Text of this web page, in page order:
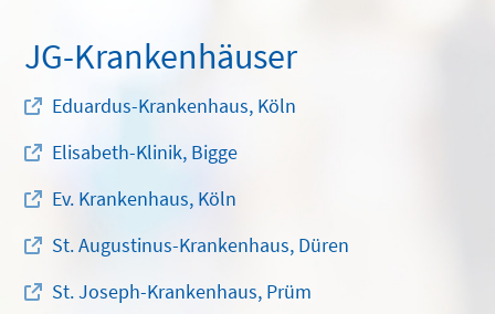
JG-Krankenhäuser
Eduardus-Krankenhaus, Köln
Elisabeth-Klinik, Bigge
Ev. Krankenhaus, Köln
St. Augustinus-Krankenhaus, Düren
St. Joseph-Krankenhaus, Prüm